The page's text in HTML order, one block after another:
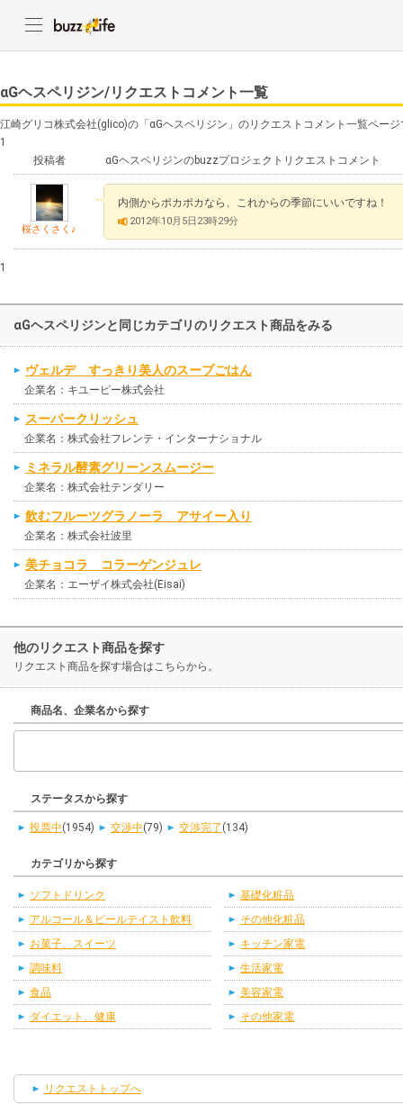
αGヘスペリジン/リクエストコメント一覧
江崎グリコ株式会社(glico)の「αGヘスペリジン」のリクエストコメント一覧ページ
1
投稿者
αGヘスペリジンのbuzzプロジェクトリクエストコメント
桜さくさく♪
内側からポカポカなら、これからの季節にいいですね！
2012年10月5日23時29分
1
αGヘスペリジンと同じカテゴリのリクエスト商品をみる
ヴェルデ すっきり美人のスープごはん
企業名：キユーピー株式会社
スーパークリッシュ
企業名：株式会社フレンテ・インターナショナル
ミネラル酵素グリーンスムージー
企業名：株式会社テンダリー
飲むフルーツグラノーラ アサイー入り
企業名：株式会社波里
美チョコラ コラーゲンジュレ
企業名：エーザイ株式会社(Eisai)
他のリクエスト商品を探す
リクエスト商品を探す場合はこちらから。
商品名、企業名から探す
ステータスから探す
投票中(1954) 交渉中(79) 交渉完了 (134)
カテゴリから探す
ソフトドリンク
アルコール＆ビールテイスト飲料
お菓子、スイーツ
調味料
食品
ダイエット、健康
基礎化粧品
その他化粧品
キッチン家電
生活家電
美容家電
その他家電
リクエストトップへ